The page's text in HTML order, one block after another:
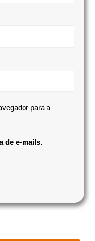
para a
de e-mails.